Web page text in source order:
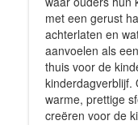
met een gerust
achterlaten en
aanvoelen als
thuis voor de
kinderdagverblijf.
warme, prettige
creëren voor de